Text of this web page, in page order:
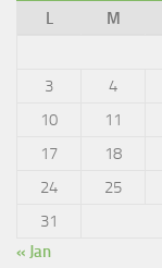
L
M
3
4
10
11
17
18
24
25
31
« Jan